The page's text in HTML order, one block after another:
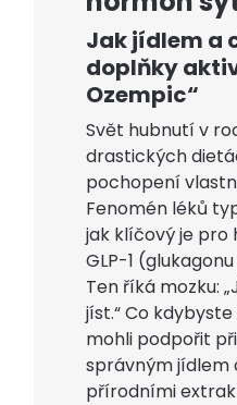
Jak jídlem a
doplňky
Ozempic“
Svět hubnutí v
drastických
pochopení
Fenomén léků
jak klíčový je
GLP-1
Ten říká mozku:
jíst.“ Co
mohli podpořit
správným jídlem
přírodními